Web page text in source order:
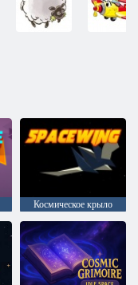
Космическое крыло